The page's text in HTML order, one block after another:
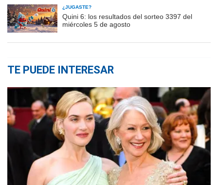
¿JUGASTE?
Quini 6: los resultados del sorteo 3397 del
miércoles 5 de agosto
TE PUEDE INTERESAR